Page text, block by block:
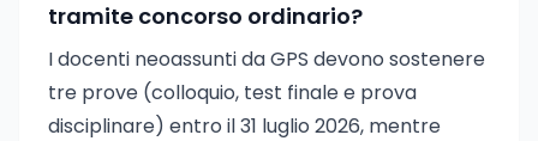
tramite concorso ordinario?
I docenti neoassunti da GPS devono sostenere
tre prove (colloquio, test finale e prova
disciplinare) entro il 31 luglio 2026, mentre